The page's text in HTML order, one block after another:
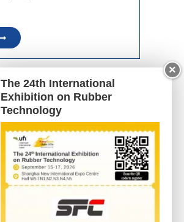
×
The 24th International
Exhibition on Rubber
Technology